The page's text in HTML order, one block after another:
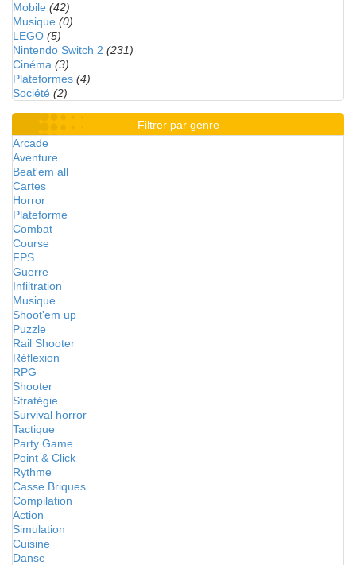
Mobile (42)
Musique (0)
LEGO (5)
Nintendo Switch 2 (231)
Cinéma (3)
Plateformes (4)
Société (2)
Filtrer par genre
Arcade
Aventure
Beat'em all
Cartes
Horror
Plateforme
Combat
Course
FPS
Guerre
Infiltration
Musique
Shoot'em up
Puzzle
Rail Shooter
Réflexion
RPG
Shooter
Stratégie
Survival horror
Tactique
Party Game
Point & Click
Rythme
Casse Briques
Compilation
Action
Simulation
Cuisine
Danse